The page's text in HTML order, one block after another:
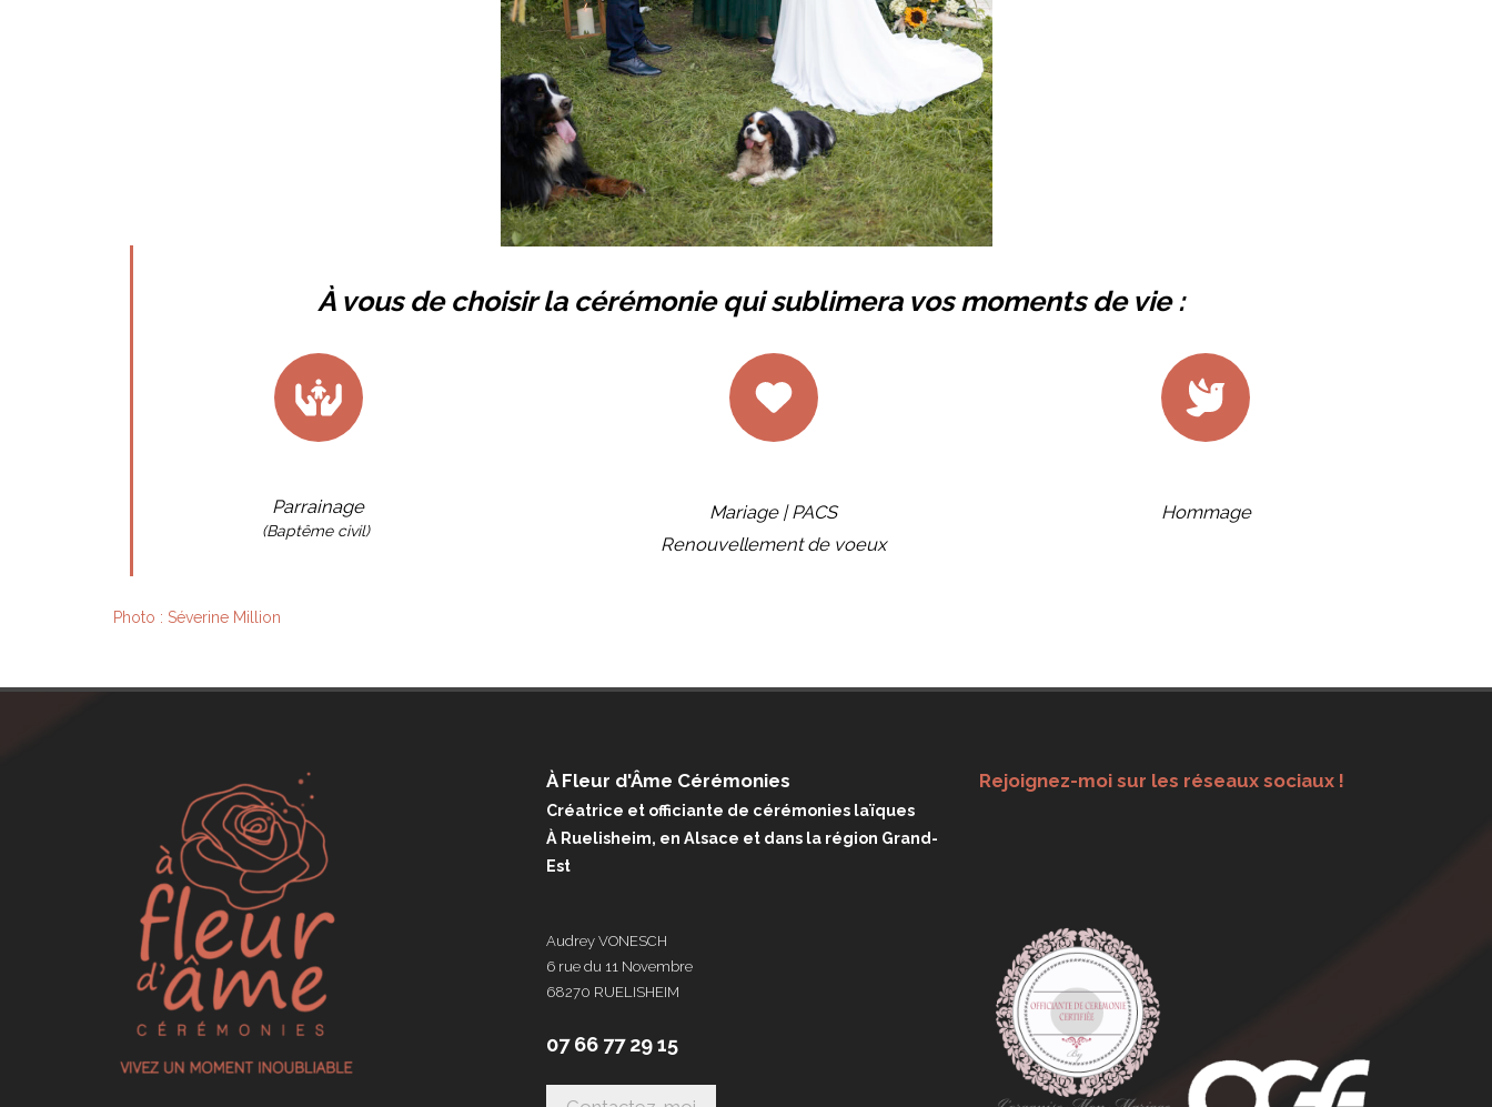
À vous de choisir la cérémonie qui sublimera vos moments de vie :
Parrainage
(Baptême civil)
Mariage | PACS
Renouvellement de voeux
Hommage
Photo : Séverine Million
À Fleur d'Âme Cérémonies
Créatrice et officiante de cérémonies laïques
À Ruelisheim, en Alsace et dans la région Grand-
Est
Audrey VONESCH
6 rue du 11 Novembre
68270 RUELISHEIM
07 66 77 29 15
Rejoignez-moi sur les réseaux sociaux !